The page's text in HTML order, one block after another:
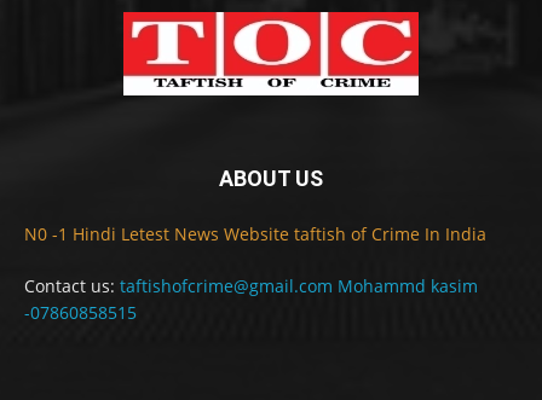
ABOUT US
N0 -1 Hindi Letest News Website taftish of Crime In India
Contact us: taftishofcrime@gmail.com Mohammd kasim
-07860858515